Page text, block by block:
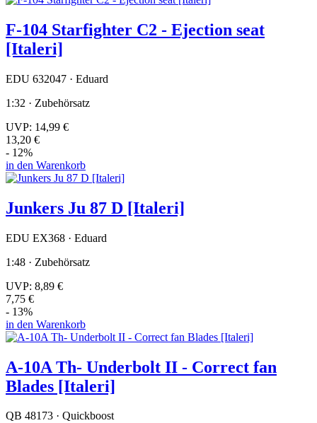
F-104 Starfighter C2 - Ejection seat
[Italeri]
EDU 632047 · Eduard
1:32 · Zubehörsatz
UVP: 14,99 €
13,20 €
- 12%
in den Warenkorb
Junkers Ju 87 D [Italeri]
EDU EX368 · Eduard
1:48 · Zubehörsatz
UVP: 8,89 €
7,75 €
- 13%
in den Warenkorb
A-10A Th- Underbolt II - Correct fan
Blades [Italeri]
QB 48173 · Quickboost